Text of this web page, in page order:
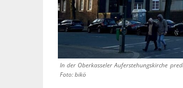
In der Oberkasseler Auferstehungskirche
Foto: bikö